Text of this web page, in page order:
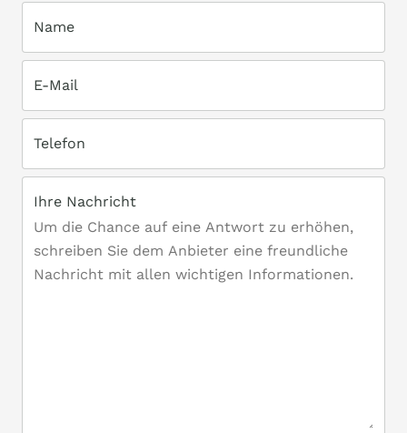
Name
E-Mail
Telefon
Ihre Nachricht